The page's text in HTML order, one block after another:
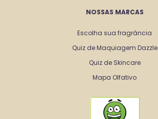
NOSSAS MARCAS
Escolha sua fragrância
Quiz de Maquiagem Dazzle
Quiz de Skincare
Mapa Olfativo